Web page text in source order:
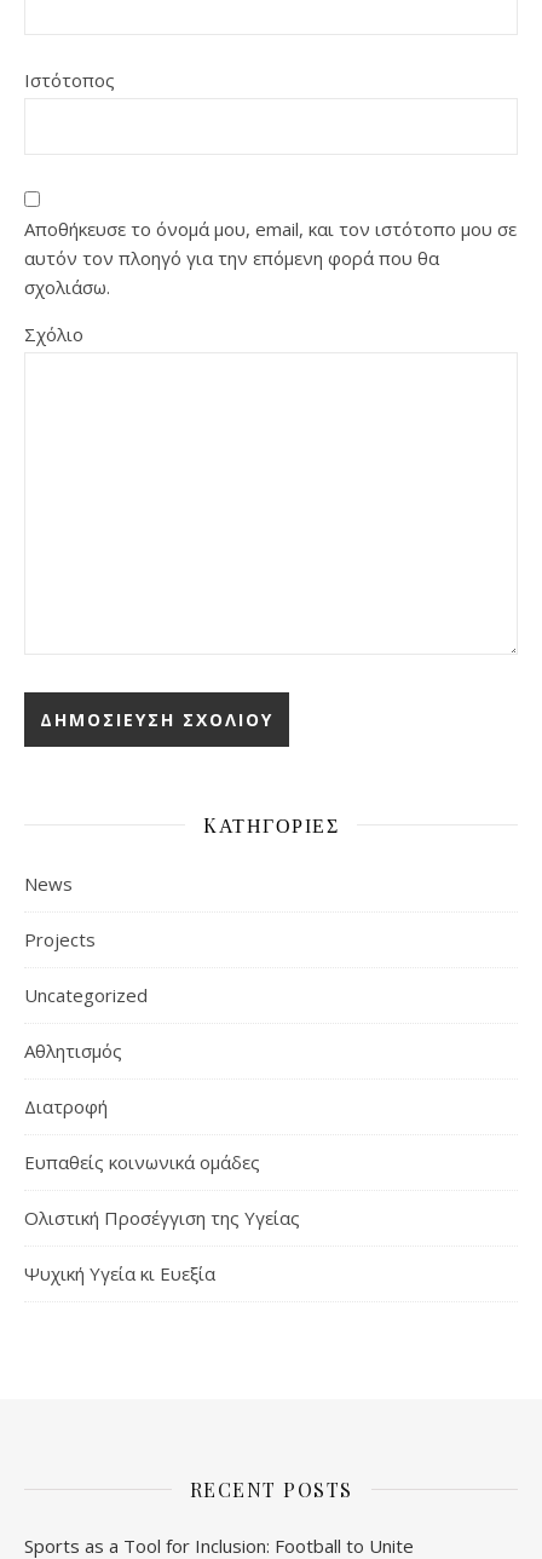
Ιστότοπος
Αποθήκευσε το όνομά μου, email, και τον ιστότοπο μου σε
αυτόν τον πλοηγό για την επόμενη φορά που θα
σχολιάσω.
Σχόλιο
KΑΤΗΓΟΡΊΕΣ
News
Projects
Uncategorized
Αθλητισμός
Διατροφή
Ευπαθείς κοινωνικά ομάδες
Ολιστική Προσέγγιση της Υγείας
Ψυχική Υγεία κι Ευεξία
RECENT POSTS
Sports as a Tool for Inclusion: Football to Unite